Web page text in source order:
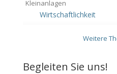
Kleinanlagen
Wirtschaftlichkeit
Weitere
Begleiten Sie uns!